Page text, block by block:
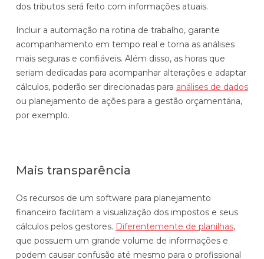
dos tributos será feito com informações atuais.
Incluir a automação na rotina de trabalho, garante
acompanhamento em tempo real e torna as análises
mais seguras e confiáveis. Além disso, as horas que
seriam dedicadas para acompanhar alterações e adaptar
cálculos, poderão ser direcionadas para análises de dados
ou planejamento de ações para a gestão orçamentária,
por exemplo.
Mais transparência
Os recursos de um software para planejamento
financeiro facilitam a visualização dos impostos e seus
cálculos pelos gestores. Diferentemente de planilhas,
que possuem um grande volume de informações e
podem causar confusão até mesmo para o profissional